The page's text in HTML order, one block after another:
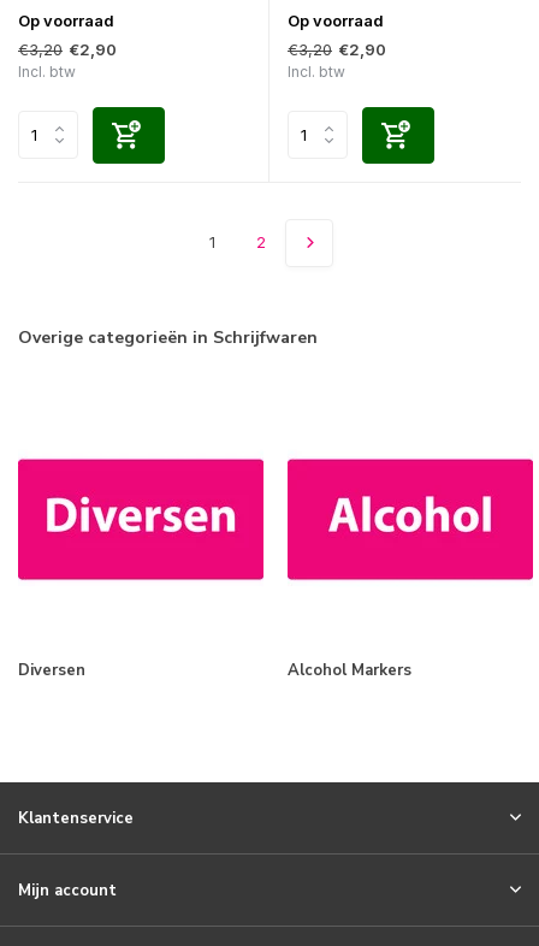
Op voorraad
€3,20 €2,90
Incl. btw
Op voorraad
€3,20 €2,90
Incl. btw
1 2
Overige categorieën in Schrijfwaren
Diversen Alcohol Markers
Klantenservice
Mijn account